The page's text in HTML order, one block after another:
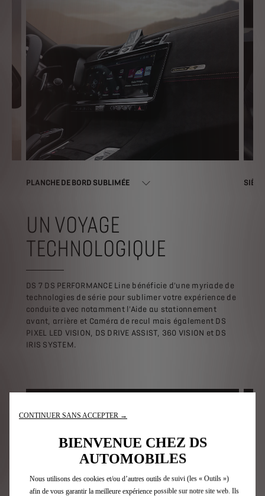
PLANCHE DE BORD SUBLIMÉE
UN VOYAGE
TECHNOLOGIQUE
DS 7 DS PERFORMANCE Line bénéficie d'une myriade de
technologies de série pour sublimer votre expérience de
conduite avec notamment l'Aide au stationnement
avant, arrière et Caméra de recul mais également DS
PIXEL LED VISION, DS DRIVE ASSIST, 360 VISION et DS
IRIS SYSTEM.
CONTINUER SANS ACCEPTER →
BIENVENUE CHEZ DS
AUTOMOBILES
Nous utilisons des cookies et/ou d’autres outils de suivi (les « Outils »)
afin de vous garantir la meilleure expérience possible sur notre site web. Ils